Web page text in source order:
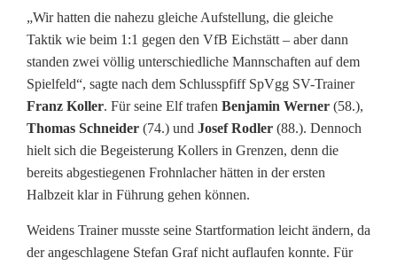
„Wir hatten die nahezu gleiche Aufstellung, die gleiche
Taktik wie beim 1:1 gegen den VfB Eichstätt – aber dann
standen zwei völlig unterschiedliche Mannschaften auf dem
Spielfeld“, sagte nach dem Schlusspfiff SpVgg SV-Trainer
Franz Koller. Für seine Elf trafen Benjamin Werner (58.),
Thomas Schneider (74.) und Josef Rodler (88.). Dennoch
hielt sich die Begeisterung Kollers in Grenzen, denn die
bereits abgestiegenen Frohnlacher hätten in der ersten
Halbzeit klar in Führung gehen können.
Weidens Trainer musste seine Startformation leicht ändern, da
der angeschlagene Stefan Graf nicht auflaufen konnte. Für